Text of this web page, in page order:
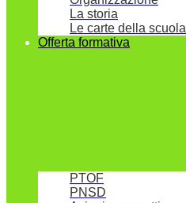
La storia
Le carte della scuola
Offerta formativa
PTOF
PNSD